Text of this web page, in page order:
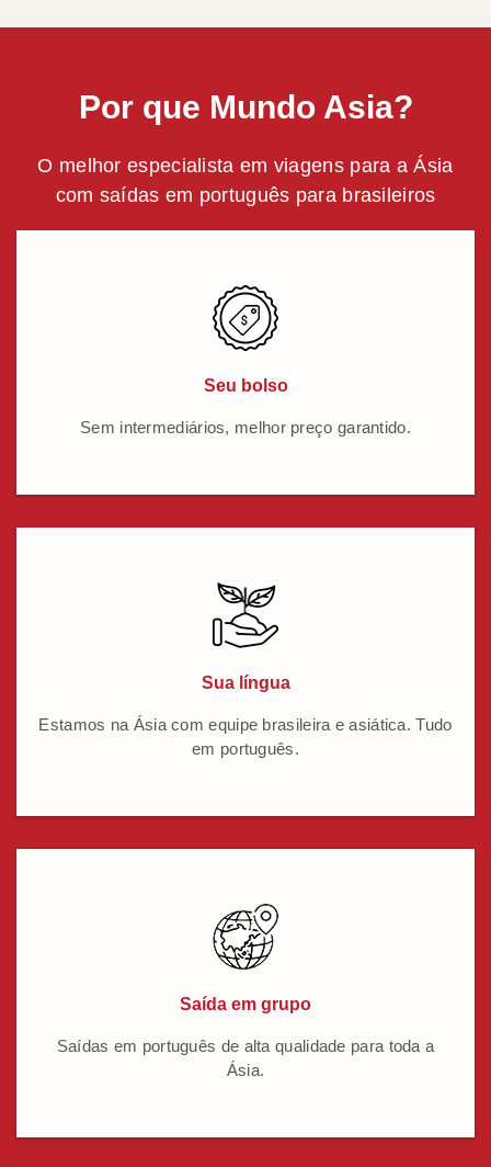
Por que Mundo Asia?
O melhor especialista em viagens para a Ásia
com saídas em português para brasileiros
Seu bolso
Sem intermediários, melhor preço garantido.
Sua língua
Estamos na Ásia com equipe brasileira e asiática. Tudo
em português.
Saída em grupo
Saídas em português de alta qualidade para toda a
Ásia.